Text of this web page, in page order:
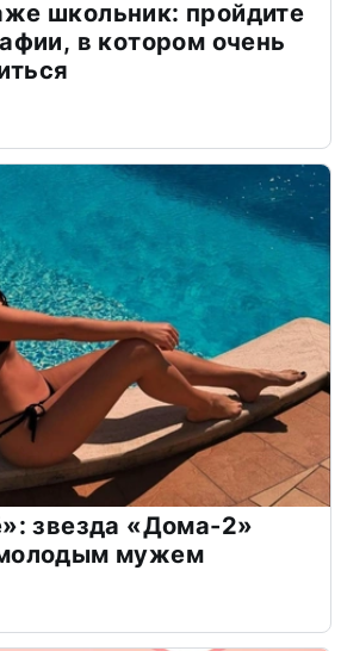
школьник: пройдите
в котором очень
звезда «Дома-2»
мужем